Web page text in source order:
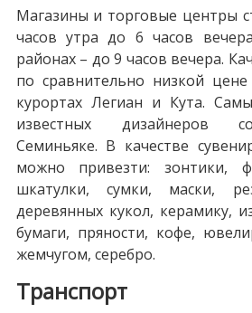
Магазины и торговые центры
часов утра до 6 часов
районах – до 9 часов вечера.
по сравнительно низкой
курортах Легиан и Кута.
известных дизайнеров
Семиньяке. В качестве
можно привезти: зонтики,
шкатулки, сумки, маски,
деревянных кукол, керамику,
бумаги, пряности, кофе,
жемчугом, серебро.
Транспорт